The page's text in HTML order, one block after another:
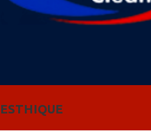
ESTHIQUE